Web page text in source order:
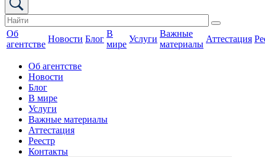
Об
агентстве
Новости Блог
В
мире
Услуги
Важные
материалы
Аттестация
Об агентстве
Новости
Блог
В мире
Услуги
Важные материалы
Аттестация
Реестр
Контакты